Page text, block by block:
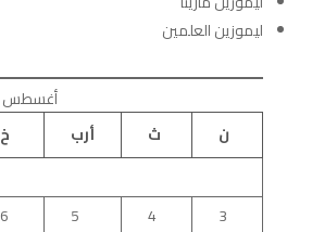
ليموزين العلمين
أغسطس 2026
ن
ث أرب خ
3
4
5
6